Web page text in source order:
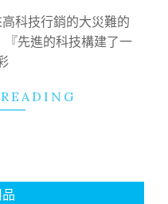
科技行銷的大災難的
先進的科技構建了一